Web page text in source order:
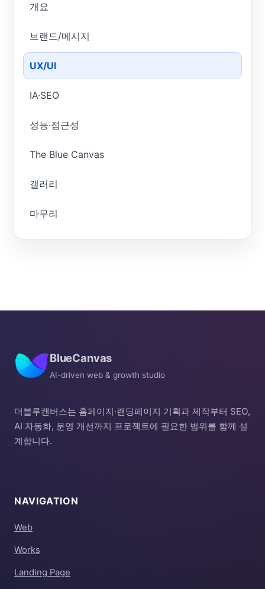
개요
브랜드/메시지
UX/UI
IA·SEO
성능·접근성
The Blue Canvas
갤러리
마무리
BlueCanvas
AI-driven web & growth studio
더블루캔버스는 홈페이지·랜딩페이지 기획과 제작부터 SEO,
AI 자동화, 운영 개선까지 프로젝트에 필요한 범위를 함께 설
계합니다.
NAVIGATION
Web
Works
Landing Page